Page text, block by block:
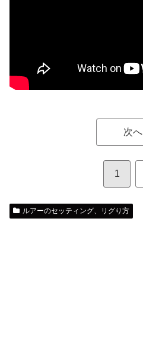
次へ
1
ルアーのセッティング、リグり方